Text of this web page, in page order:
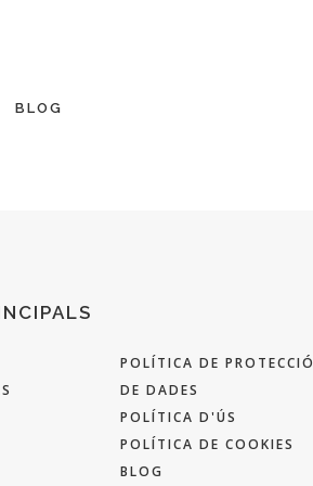
BLOG
POLÍTICA DE PROTECCIÓ
DE DADES
POLÍTICA D'ÚS
POLÍTICA DE COOKIES
BLOG